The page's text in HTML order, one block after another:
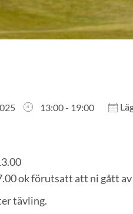
13:00 - 19:00
ok förutsatt att ni gått
tävling.